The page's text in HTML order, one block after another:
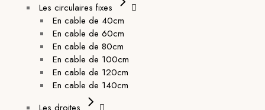
Les circulaires fixes
En cable de 40cm
En cable de 60cm
En cable de 80cm
En cable de 100cm
En cable de 120cm
En cable de 140cm
Les droites